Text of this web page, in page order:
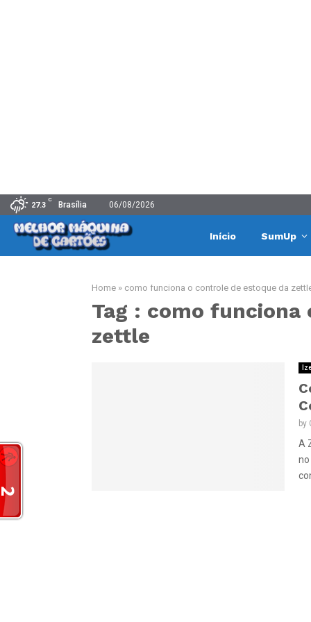
27.3
C
Brasília 06/08/2026
Início SumUp
Home » como funciona o controle de estoque da
Tag : como
zettle
by
A